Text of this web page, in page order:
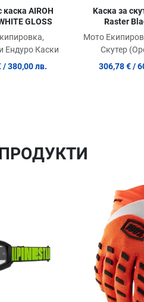
AIROH
GLOSS
Ендуро Каски
/ 380,00 лв.
Kаска за
Raster
Мото
Скутер
306,78 €/
Добави в любими
Сравни продукт
Quick View